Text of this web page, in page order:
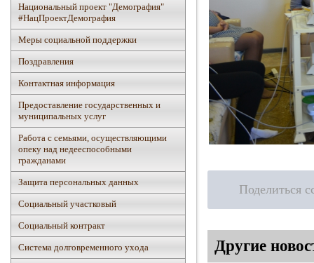
Национальный проект "Демография"
#НацПроектДемография
Mеры социальной поддержки
Поздравления
Контактная информация
Предоставление государственных и
муниципальных услуг
Работа с семьями, осуществляющими
опеку над недееспособными
гражданами
Защита персональных данных
Социальный участковый
Социальный контракт
Система долговременного ухода
Поделиться
Другие